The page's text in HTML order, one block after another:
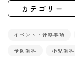
カテゴリー
イベント・連絡事項
予防歯科 小児歯科